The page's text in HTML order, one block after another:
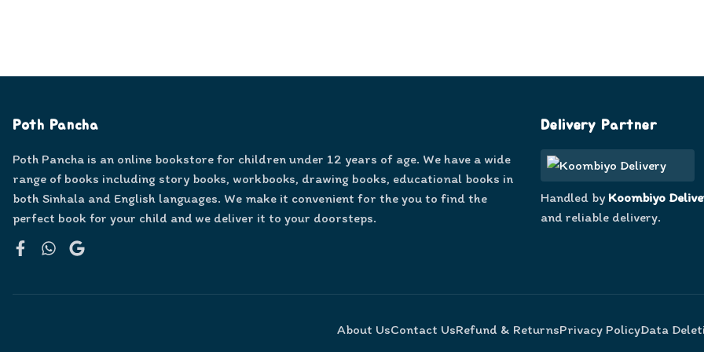
Poth Pancha
Poth Pancha is an online bookstore for children under 12 years of age. We have a wide
range of books including story books, workbooks, drawing books, educational books in
both Sinhala and English languages. We make it convenient for the you to find the
perfect book for your child and we deliver it to your doorsteps.
Delivery Partner
Handled by Koombiyo
and reliable delivery.
About UsContact UsRefund & ReturnsPrivacy PolicyData